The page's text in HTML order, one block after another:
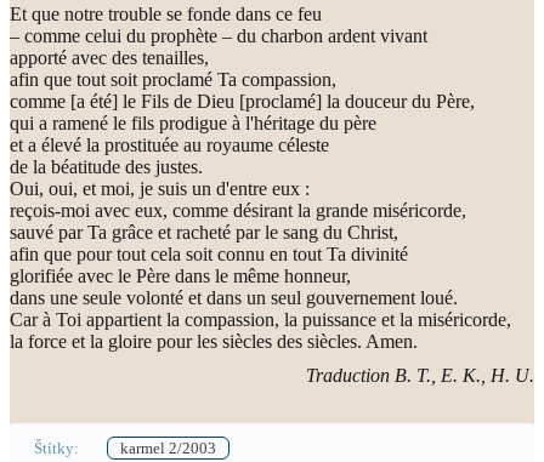
Et que notre trouble se fonde dans ce feu
– comme celui du prophète – du charbon ardent vivant
apporté avec des tenailles,
afin que tout soit proclamé Ta compassion,
comme [a été] le Fils de Dieu [proclamé] la douceur du Père,
qui a ramené le fils prodigue à l'héritage du père
et a élevé la prostituée au royaume céleste
de la béatitude des justes.
Oui, oui, et moi, je suis un d'entre eux :
reçois-moi avec eux, comme désirant la grande miséricorde,
sauvé par Ta grâce et racheté par le sang du Christ,
afin que pour tout cela soit connu en tout Ta divinité
glorifiée avec le Père dans le même honneur,
dans une seule volonté et dans un seul gouvernement loué.
Car à Toi appartient la compassion, la puissance et la miséricorde,
la force et la gloire pour les siècles des siècles. Amen.
Traduction B. T., E. K., H. U.
Štítky: karmel 2/2003